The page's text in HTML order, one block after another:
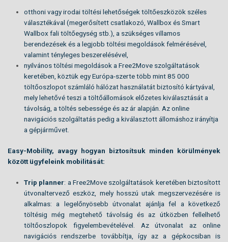
otthoni vagy irodai töltési lehetőségek töltőeszközök széles
választékával (megerősített csatlakozó, Wallbox és Smart
Wallbox fali töltőegység stb.), a szükséges villamos
berendezések és a legjobb töltési megoldások felmérésével,
valamint tényleges beszerelésével,
nyilvános töltési megoldások a Free2Move szolgáltatások
keretében, köztük egy Európa-szerte több mint 85 000
töltőoszlopot számláló hálózat használatát biztosító kártyával,
mely lehetővé teszi a töltőállomások előzetes kiválasztását a
távolság, a töltés sebessége és az ár alapján. Az online
navigációs szolgáltatás pedig a kiválasztott állomáshoz irányítja
a gépjárművet.
Easy-Mobility, avagy hogyan biztosítsuk minden körülmények
között ügyfeleink mobilitását:
Trip planner: a Free2Move szolgáltatások keretében biztosított
útvonaltervező eszköz, mely hosszú utak megszervezésére is
alkalmas: a legelőnyösebb útvonalat ajánlja fel a következő
töltésig még megtehető távolság és az útközben fellelhető
töltőoszlopok figyelembevételével. Az útvonalat az online
navigációs rendszerbe továbbítja, így az a gépkocsiban is